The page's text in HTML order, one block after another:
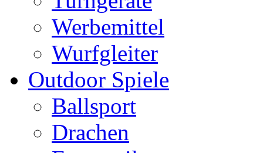
Werbemittel
Wurfgleiter
Outdoor Spiele
Ballsport
Drachen